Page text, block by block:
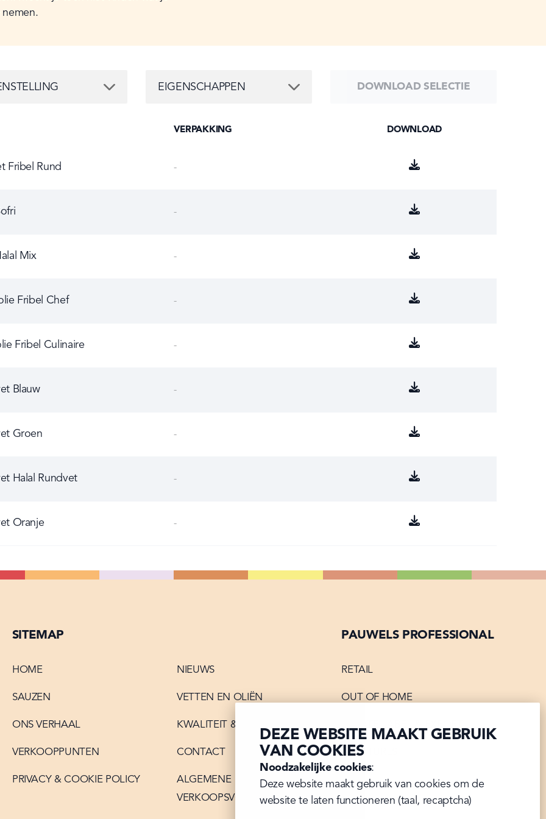
EIGENSCHAPPEN
DOWNLOAD SELECTIE
VERPAKKING DOWNLOAD
Fribel Rund -
-
Mix -
Fribel Chef -
Fribel Culinaire -
Blauw -
Groen -
Halal Rundvet -
Oranje -
SITEMAP
HOME NIEUWS
SAUZEN VETTEN EN OLIËN
ONS VERHAAL KWALITEIT & INNOVATIE
VERKOOPPUNTEN CONTACT
PRIVACY & COOKIE POLICY
ALGEMENE
VERKOOPSVOORWAARDEN
PAUWELS PROFESSIONAL
RETAIL
OUT OF HOME
VACATURES
DEZE WEBSITE MAAKT GEBRUIK
VAN COOKIES
Noodzakelijke cookies:
Deze website maakt gebruik van cookies om de
website te laten functioneren (taal, recaptcha)